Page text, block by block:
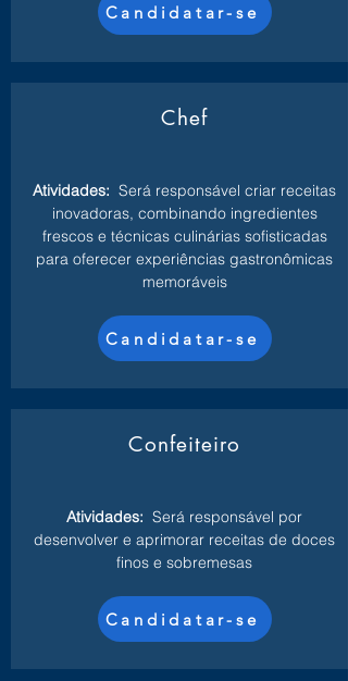
Candidatar-se
Chef
Atividades: Será responsável criar receitas
inovadoras, combinando ingredientes
frescos e técnicas culinárias sofisticadas
para oferecer experiências gastronômicas
memoráveis
Candidatar-se
Confeiteiro
Atividades: Será responsável por
desenvolver e aprimorar receitas de doces
finos e sobremesas
Candidatar-se